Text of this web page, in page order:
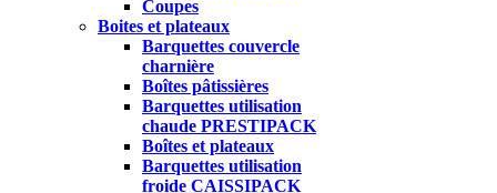
Coupes
Boites et plateaux
Barquettes couvercle
charnière
Boîtes pâtissières
Barquettes utilisation
chaude PRESTIPACK
Boîtes et plateaux
Barquettes utilisation
froide CAISSIPACK